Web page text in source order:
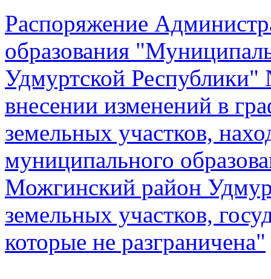
Распоряжение
образования
Удмуртской
внесении изменений в
земельных участков,
муниципального
Можгинский район
земельных участков,
которые не разграничена"